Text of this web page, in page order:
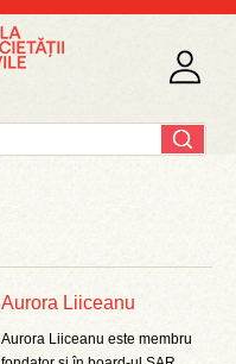
Aurora Liiceanu
Aurora Liiceanu este membru